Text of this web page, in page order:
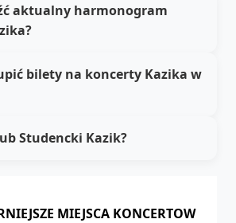
aktualny harmonogram
bilety na koncerty Kazika w
Studencki Kazik?
MIEJSCA KONCERTOW